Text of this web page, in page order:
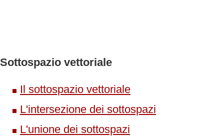
Sottospazio vettoriale
Il sottospazio vettoriale
L'intersezione dei sottospazi
L'unione dei sottospazi